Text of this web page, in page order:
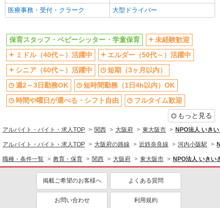
同じ特徴から求人を探す
短期（3ヶ月以内）
週2～3日勤務OK
短時間勤務（1日4h以内）OK
扶養内勤務OK
副業・WワークOK
医療事務・受付・クラーク
大型ドライバー
保育スタッフ・ベビーシッター・学童保育
未経験歓迎
ミドル（40代～）活躍中
エルダー（50代～）活躍中
シニア（60代～）活躍中
短期（3ヶ月以内）
週2～3日勤務OK
短時間勤務（1日4h以内）OK
時間や曜日が選べる・シフト自由
フルタイム歓迎
もっと見る
アルバイト・バイト・求人TOP 関西 大阪府 東大阪市 NPO法人 いき
アルバイト・バイト・求人TOP 大阪府の路線 近鉄奈良線 河内小阪駅
職種・条件一覧 教育・保育 関西 大阪府 東大阪市 NPO法人 いきい
掲載ご希望のお客様へ よくある質問
お問い合わせ 利用規約